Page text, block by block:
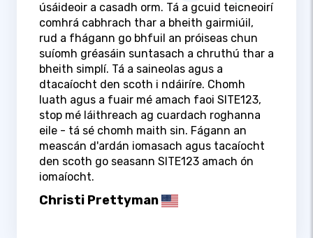
úsáideoir a casadh orm. Tá a gcuid teicneoirí
comhrá cabhrach thar a bheith gairmiúil,
rud a fhágann go bhfuil an próiseas chun
suíomh gréasáin suntasach a chruthú thar a
bheith simplí. Tá a saineolas agus a
dtacaíocht den scoth i ndáiríre. Chomh
luath agus a fuair mé amach faoi SITE123,
stop mé láithreach ag cuardach roghanna
eile - tá sé chomh maith sin. Fágann an
meascán d'ardán iomasach agus tacaíocht
den scoth go seasann SITE123 amach ón
iomaíocht.
Christi Prettyman